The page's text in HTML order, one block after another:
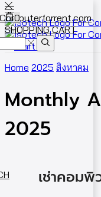
Cart 0
0
SHOPPING CART
Home 2025 สิงหาคม
Monthly
2025
เช่าคอม